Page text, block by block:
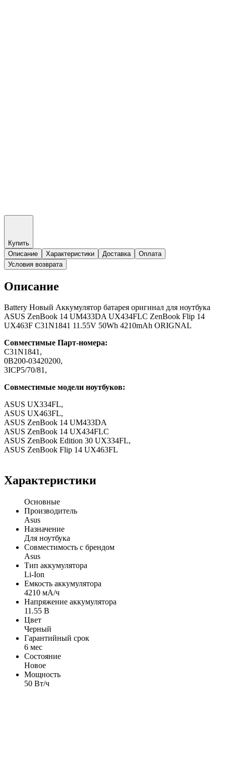
Купить
Описание
Характеристики Доставка
Оплата
Условия возврата
Описание
Battery Новый Аккумулятор батарея оригинал для ноутбука
ASUS ZenBook 14 UM433DA UX434FLC ZenBook Flip 14
UX463F C31N1841 11.55V 50Wh 4210mAh ORIGNAL
Совместимые Парт-номера:
C31N1841,
0B200-03420200,
3ICP5/70/81,
Совместимые модели ноутбуков:
ASUS UX334FL,
ASUS UX463FL,
ASUS ZenBook 14 UM433DA
ASUS ZenBook 14 UX434FLC
ASUS ZenBook Edition 30 UX334FL,
ASUS ZenBook Flip 14 UX463FL
Характеристики
Основные
Производитель
Asus
Назначение
Для ноутбука
Совместимость с брендом
Asus
Тип аккумулятора
Li-Ion
Емкость аккумулятора
4210 мА/ч
Напряжение аккумулятора
11.55 В
Цвет
Черный
Гарантийный срок
6 мес
Состояние
Новое
Мощность
50 Вт/ч